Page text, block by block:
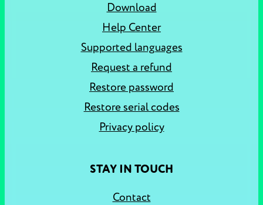
Download
Help Center
Supported languages
Request a refund
Restore password
Restore serial codes
Privacy policy
STAY IN TOUCH
Contact